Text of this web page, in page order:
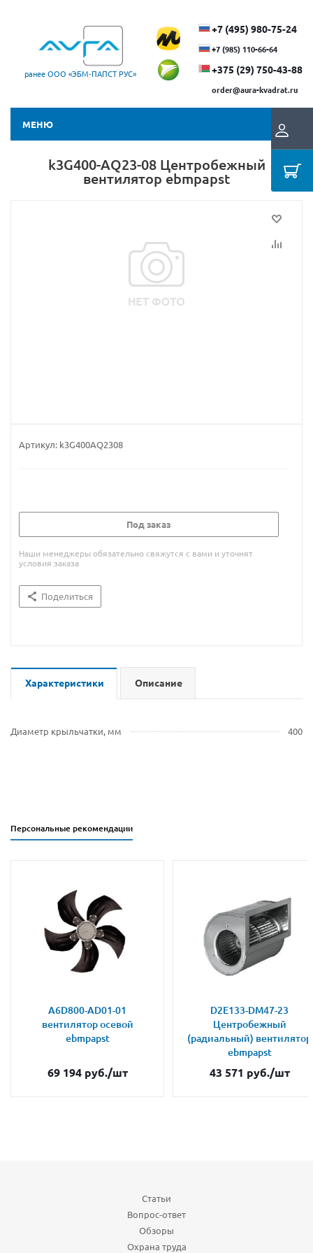
ранее ООО «ЭБМ‑ПАПСТ РУС»
+7 (495) 980-75-24
+7 (985) 110-66-64
+375 (29) ​750-43-88
order@aura-kvadrat.ru
МЕНЮ
k3G400-AQ23-08 Центробежный
вентилятор ebmpapst
Артикул: k3G400AQ2308
Под заказ
Наши менеджеры обязательно свяжутся с вами и уточнят
условия заказа
Поделиться
Характеристики Описание
Диаметр крыльчатки, мм 400
Персональные рекомендации
A6D800-AD01-01
вентилятор осевой
ebmpapst
69 194руб./шт
D2E133-DM47-23
Центробежный
(радиальный) вентилятор
ebmpapst
43 571 руб./шт
Статьи
Вопрос-ответ
Обзоры
Охрана труда